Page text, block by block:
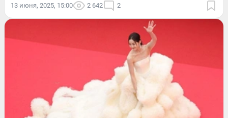
13 июня, 2025, 15:00 2 642 2